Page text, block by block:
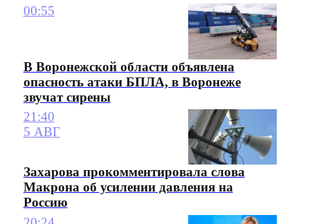
00:55
В Воронежской области объявлена
опасность атаки БПЛА, в Воронеже
звучат сирены
21:40
5 АВГ
Захарова прокомментировала слова
Макрона об усилении давления на
Россию